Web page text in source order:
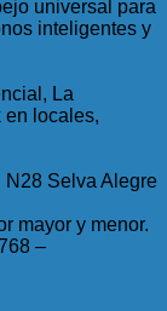
universal para
inteligentes y
La
en locales,
N28 Selva Alegre
mayor y menor.
–